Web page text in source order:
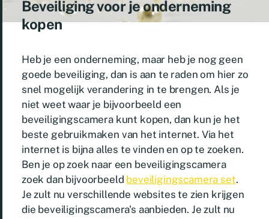
Beveiliging voor je onderneming
kopen
Heb je een onderneming, maar heb je nog geen
goede beveiliging, dan is aan te raden om hier zo
snel mogelijk verandering in te brengen. Als je
niet weet waar je bijvoorbeeld een
beveiligingscamera kunt kopen, dan kun je het
beste gebruikmaken van het internet. Via het
internet is bijna alles te vinden en op te zoeken.
Ben je op zoek naar een beveiligingscamera
zoek dan bijvoorbeeld beveiligingscamera set.
Je zult nu verschillende websites te zien krijgen
die beveiligingscamera's aanbieden. Je zult nu